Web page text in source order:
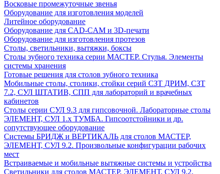
Восковые промежуточные звенья
Оборудование для изготовления моделей
Литейное оборудование
Оборудование для CAD-CAM и 3D-печати
Оборудование для изготовления протезов
Cтолы, светильники, вытяжки, боксы
Столы зубного техника серии МАСТЕР. Стулья. Элементы
системы хранения
Готовые решения для столов зубного техника
Мобильные столы, столики, стойки серий СЗТ ДРИМ, СЗТ
7.2, СУЛ ШТАТИВ, СПП для лабораторий и врачебных
кабинетов
Столы серии СУЛ 9.3 для гипсовочной. Лабораторные столы
ЭЛЕМЕНТ, СУЛ 1.х ТУМБА. Гипсоотстойники и др.
сопутствующее оборудование
Системы БРИДЖ и ВЕРТИКАЛЬ для столов МАСТЕР,
ЭЛЕМЕНТ, СУЛ 9.2. Произвольные конфигурации рабочих
мест
Встраиваемые и мобильные вытяжные системы и устройства
Светильники для столов МАСТЕР, ЭЛЕМЕНТ, СУЛ 9.2.